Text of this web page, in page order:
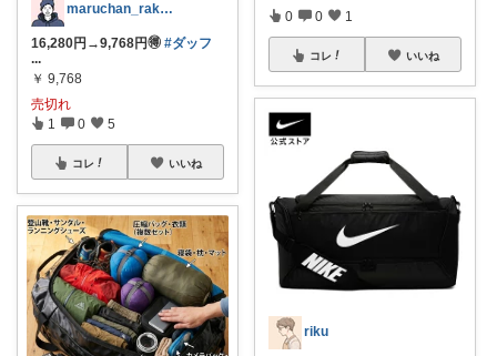
maruchan_rakuten
16,280円→9,768円🉐 #ダッフ
...
￥ 9,768
売切れ
1 0 5
コレ いいね
0 0 1
コレ いいね
riku